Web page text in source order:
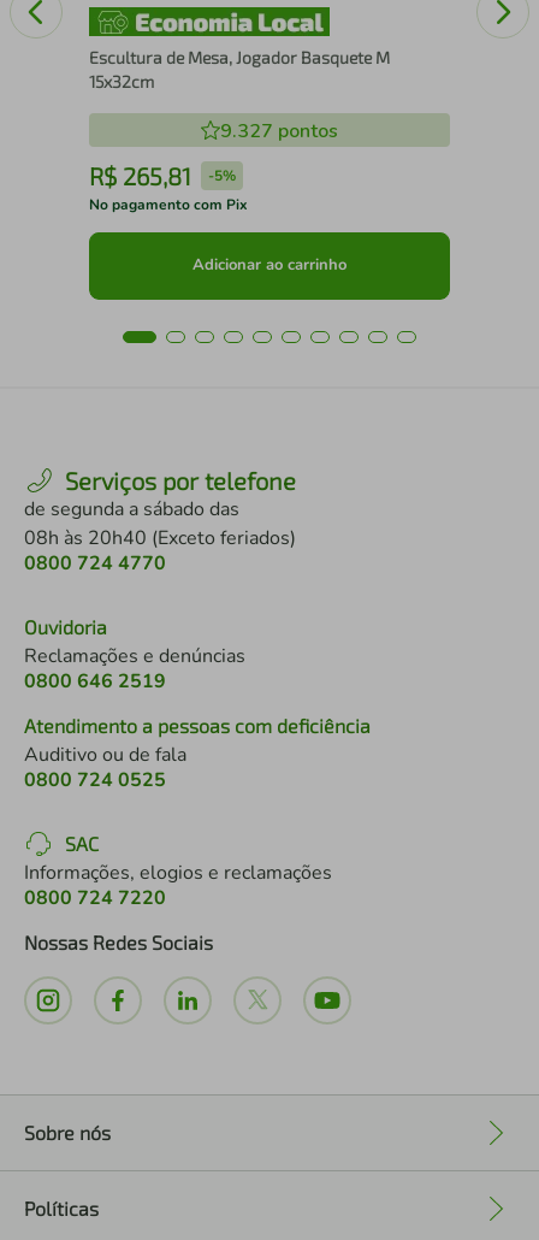
Escultura de Mesa, Jogador Basquete M
15x32cm
9.327 pontos
R$ 265,81 -5%
No pagamento com Pix
Adicionar ao carrinho
Serviços por telefone
de segunda a sábado das
08h às 20h40 (Exceto feriados)
0800 724 4770
Ouvidoria
Reclamações e denúncias
0800 646 2519
Atendimento a pessoas com deficiência
Auditivo ou de fala
0800 724 0525
SAC
Informações, elogios e reclamações
0800 724 7220
Nossas Redes Sociais
Sobre nós
Políticas